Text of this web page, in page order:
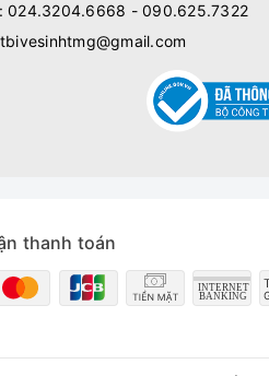
024.3204.6668 - 090.625.7322
thanh toán